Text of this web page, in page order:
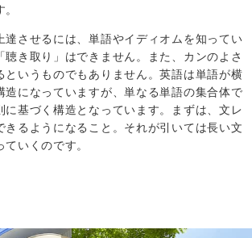
させるには、単語やイディオムを知ってい
聴き取り」はできません。また、カンのよさ
というものでもありません。英語は単語が横
造になっていますが、単なる単語の集合体で
に基づく構造となっています。まずは、文レ
きるようになること。それが引いては長い文
いくのです。